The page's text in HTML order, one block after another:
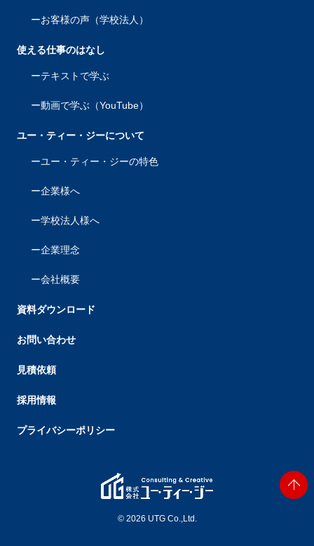
お客様の声（学校法人）
使える仕事のはなし
テキストで学ぶ
動画で学ぶ（YouTube）
ユー・ティー・ジーについて
ユー・ティー・ジーの特色
企業様へ
学校法人様へ
企業理念
会社概要
資料ダウンロード
お問い合わせ
見積依頼
採用情報
プライバシーポリシー
© 2026 UTG Co.,Ltd.